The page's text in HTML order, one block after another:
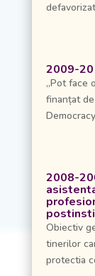
2009-
„Pot face
finanțat
2008-
Obiectiv
tinerilor
protectia